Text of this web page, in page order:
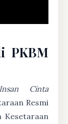
PKBM
Cinta
Resmi
Kesetaraan